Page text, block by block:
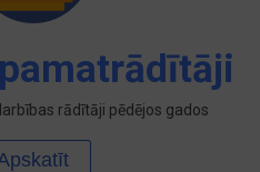
rādītāji pēdējos gados